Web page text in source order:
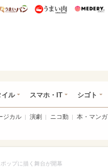
特集
まいめし うまいパン うまい肉
イル スマホ・IT シゴト
ジカル 演劇 ニコ動 本・マンガ
ップに描く舞台が開幕